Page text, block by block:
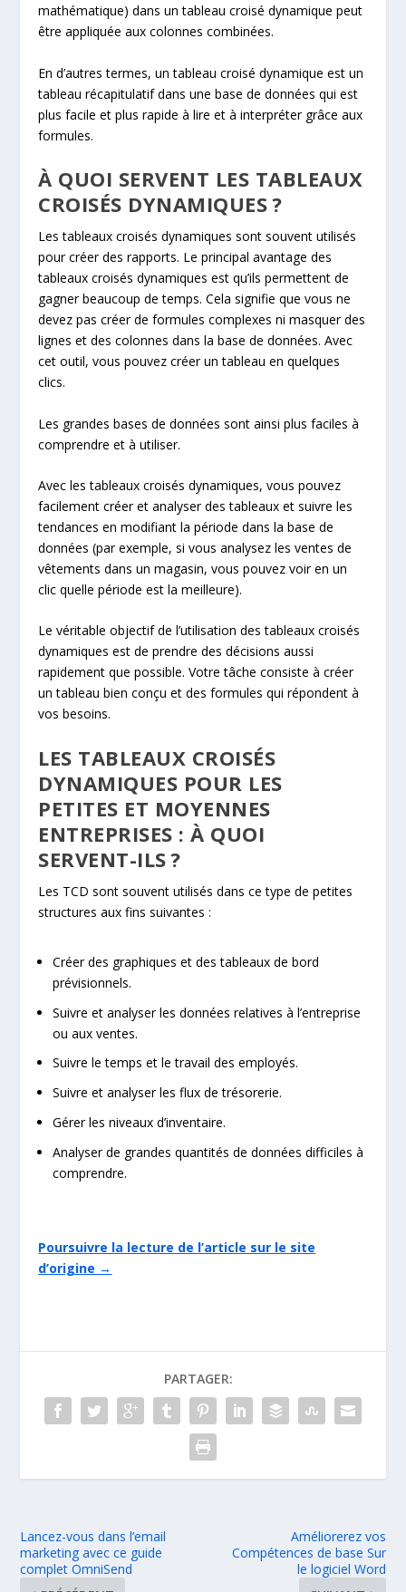
mathématique) dans un tableau croisé dynamique peut
être appliquée aux colonnes combinées.
En d’autres termes, un tableau croisé dynamique est un
tableau récapitulatif dans une base de données qui est
plus facile et plus rapide à lire et à interpréter grâce aux
formules.
À QUOI SERVENT LES TABLEAUX
CROISÉS DYNAMIQUES ?
Les tableaux croisés dynamiques sont souvent utilisés
pour créer des rapports. Le principal avantage des
tableaux croisés dynamiques est qu’ils permettent de
gagner beaucoup de temps. Cela signifie que vous ne
devez pas créer de formules complexes ni masquer des
lignes et des colonnes dans la base de données. Avec
cet outil, vous pouvez créer un tableau en quelques
clics.
Les grandes bases de données sont ainsi plus faciles à
comprendre et à utiliser.
Avec les tableaux croisés dynamiques, vous pouvez
facilement créer et analyser des tableaux et suivre les
tendances en modifiant la période dans la base de
données (par exemple, si vous analysez les ventes de
vêtements dans un magasin, vous pouvez voir en un
clic quelle période est la meilleure).
Le véritable objectif de l’utilisation des tableaux croisés
dynamiques est de prendre des décisions aussi
rapidement que possible. Votre tâche consiste à créer
un tableau bien conçu et des formules qui répondent à
vos besoins.
LES TABLEAUX CROISÉS
DYNAMIQUES POUR LES
PETITES ET MOYENNES
ENTREPRISES : À QUOI
SERVENT-ILS ?
Les TCD sont souvent utilisés dans ce type de petites
structures aux fins suivantes :
Créer des graphiques et des tableaux de bord
prévisionnels.
Suivre et analyser les données relatives à l’entreprise
ou aux ventes.
Suivre le temps et le travail des employés.
Suivre et analyser les flux de trésorerie.
Gérer les niveaux d’inventaire.
Analyser de grandes quantités de données difficiles à
comprendre.
Poursuivre la lecture de l’article sur le site
d’origine →
PARTAGER:
Lancez-vous dans l’email
marketing avec ce guide
complet OmniSend
Améliorerez vos
Compétences de base Sur
le logiciel Word